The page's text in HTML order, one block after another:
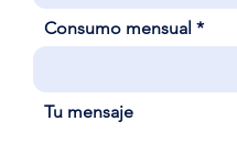
Consumo mensual
Tu mensaje